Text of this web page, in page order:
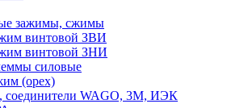
зажимы, сжимы
винтовой ЗВИ
винтовой ЗНИ
силовые
(орех)
WAGO, 3M, ИЭК